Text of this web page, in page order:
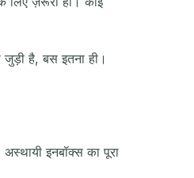
है, बस इतना ही।
इनबॉक्स का पूरा